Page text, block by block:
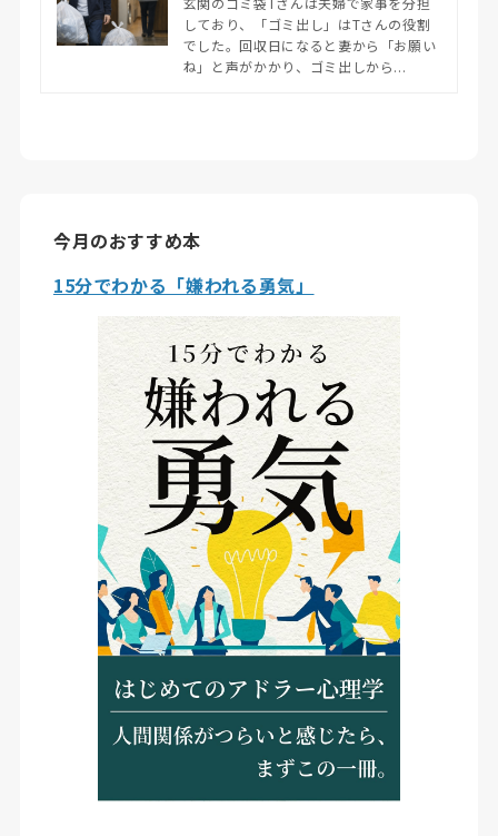
しており、「ゴミ出し」はTさんの役割
でした。回収日になると妻から「お願い
ね」と声がかかり、ゴミ出しから...
今月のおすすめ本
15分でわかる「嫌われる勇気」